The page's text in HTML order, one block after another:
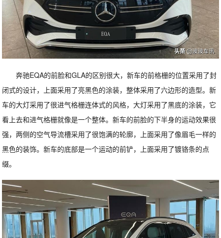
奔驰EQA的前脸和GLA的区别很大，新车的前格栅的位置采用了封
闭式的设计，上面采用了亮黑色的涂装，整体采用了六边形的造型。新
车的大灯采用了很进气格栅连体式的风格，大灯采用了黑底的涂装，它
看上去和进气格栅就像是一个整体。新车的前脸的下半身的运动效果很
强，两侧的空气导流槽采用了很饱满的轮廓，上面采用了像眉毛一样的
黑色的装饰。新车的底部是一个运动的前铲，上面采用了镀铬条的点
缀。